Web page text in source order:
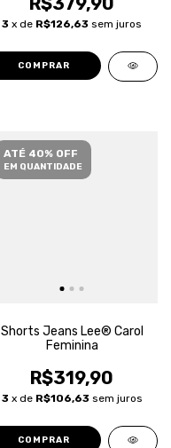
3 x de R$126,63 sem juros
COMPRAR
ATÉ 40% OFF
EM QUANTIDADE
Shorts Jeans Lee® Carol
Feminina
R$319,90
3 x de R$106,63 sem juros
COMPRAR